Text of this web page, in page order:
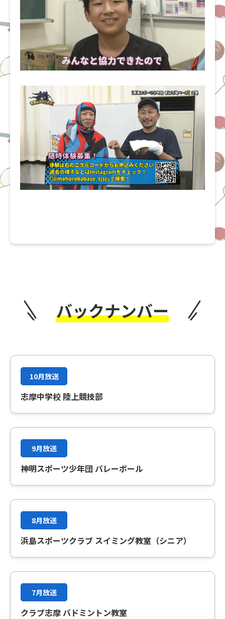
バックナンバー
10月放送
志摩中学校 陸上競技部
9月放送
神明スポーツ少年団 バレーボール
8月放送
浜島スポーツクラブ スイミング教室（シニア）
7月放送
クラブ志摩 バドミントン教室